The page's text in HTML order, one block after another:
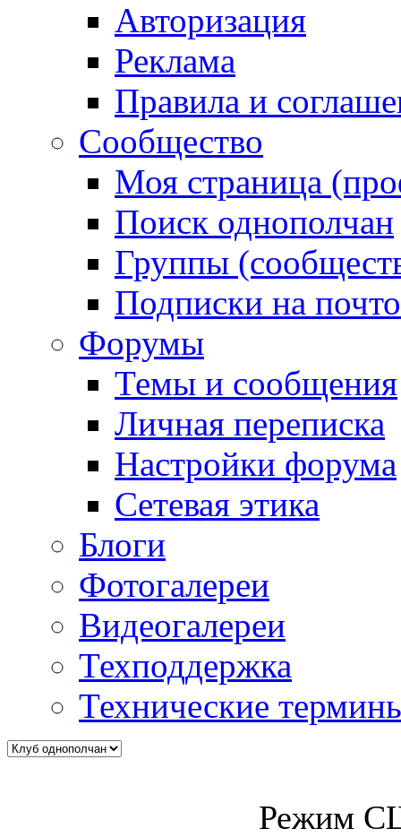
Авторизация
Реклама
Правила и
Сообщество
Моя страница
Поиск однополчан
Группы
Подписки на
Форумы
Темы и сообщения
Личная переписка
Настройки форума
Сетевая этика
Блоги
Фотогалереи
Видеогалереи
Техподдержка
Технические
Режим